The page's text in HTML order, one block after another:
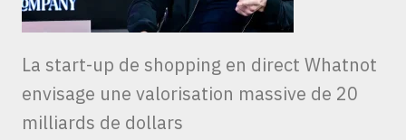
La start-up de shopping en direct Whatnot
envisage une valorisation massive de 20
milliards de dollars